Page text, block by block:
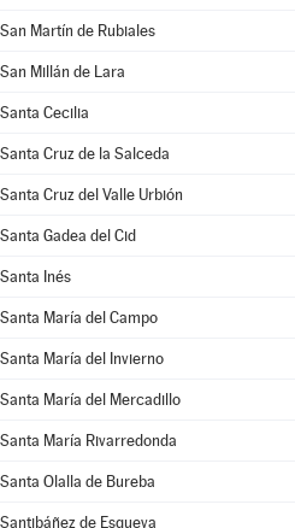
San Martín de Rubiales
San Millán de Lara
Santa Cecilia
Santa Cruz de la Salceda
Santa Cruz del Valle Urbión
Santa Gadea del Cid
Santa Inés
Santa María del Campo
Santa María del Invierno
Santa María del Mercadillo
Santa María Rivarredonda
Santa Olalla de Bureba
Santibáñez de Esgueva